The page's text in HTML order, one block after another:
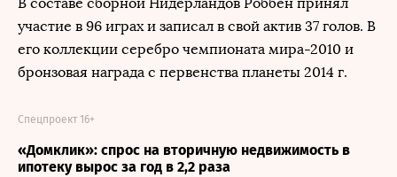
В составе сборной Нидерландов Роббен принял
участие в 96 играх и записал в свой актив 37 голов. В
его коллекции серебро чемпионата мира-2010 и
бронзовая награда с первенства планеты 2014 г.
«Домклик»: спрос на вторичную недвижимость в
ипотеку вырос за год в 2,2 раза
Спецпроект 16+